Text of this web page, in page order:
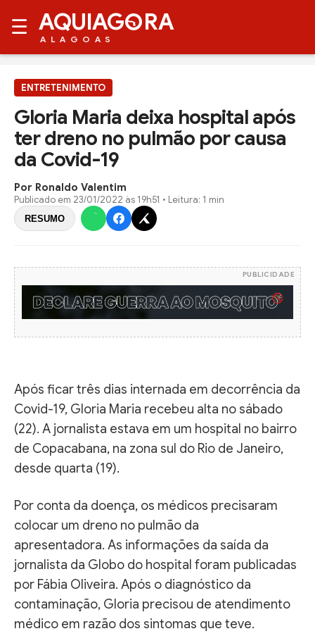
☰ AQUIAG RA
ALAGOAS
ENTRETENIMENTO
Gloria Maria deixa hospital após
ter dreno no pulmão por causa
da Covid-19
Por Ronaldo Valentim
Publicado em 23/01/2022 às 19h51 • Leitura: 1 min
RESUMO
PUBLICIDADE
Após ficar três dias internada em decorrência da
Covid-19, Gloria Maria recebeu alta no sábado
(22). A jornalista estava em um hospital no bairro
de Copacabana, na zona sul do Rio de Janeiro,
desde quarta (19).
Por conta da doença, os médicos precisaram
colocar um dreno no pulmão da
apresentadora. As informações da saída da
jornalista da Globo do hospital foram publicadas
por Fábia Oliveira. Após o diagnóstico da
contaminação, Gloria precisou de atendimento
médico em razão dos sintomas que teve.